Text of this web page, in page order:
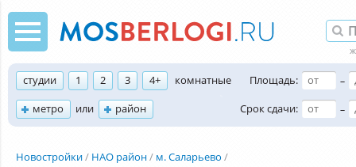
студии 1 2 3 4+
комнатные
метро
или район
Площадь:
–
Срок сдачи:
–
Новостройки НАО район м. Саларьево